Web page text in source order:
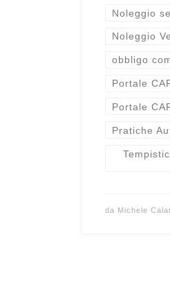
Noleggio
Noleggio
obbligo
Portale
Portale
Pratiche
da Michele